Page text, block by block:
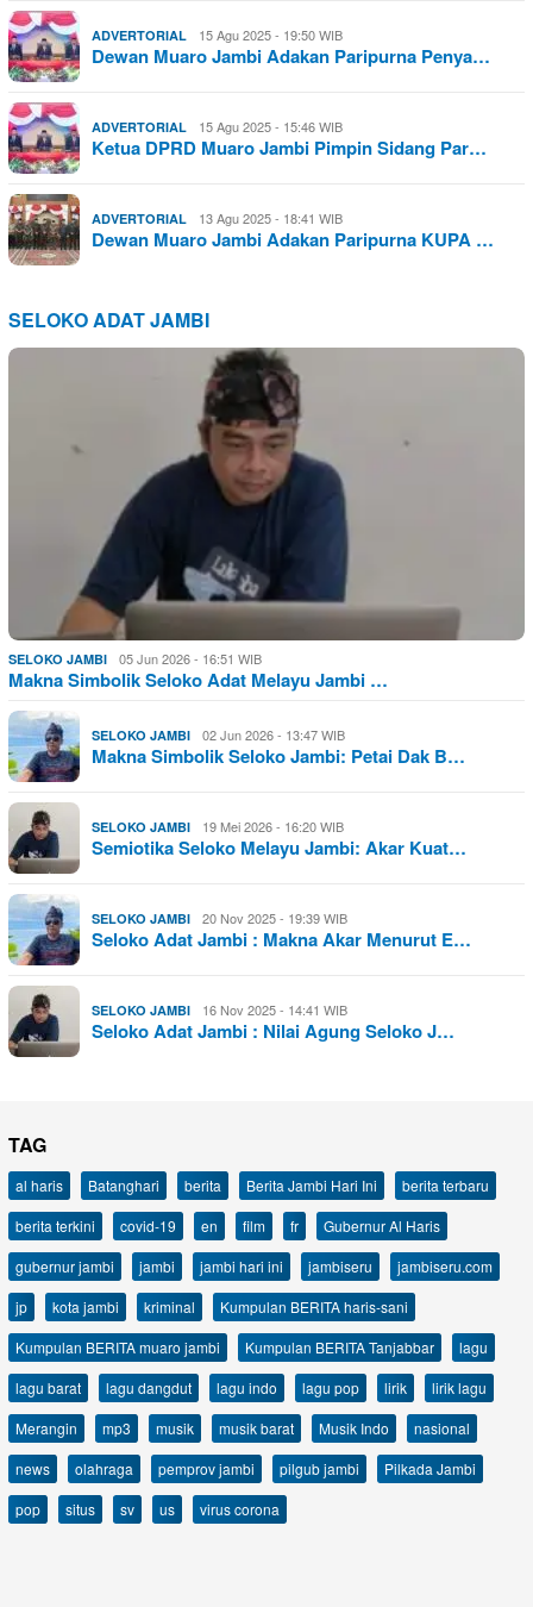
ADVERTORIAL 15 Agu 2025 - 19:50 WIB
Dewan Muaro Jambi Adakan Paripurna Penya…
ADVERTORIAL 15 Agu 2025 - 15:46 WIB
Ketua DPRD Muaro Jambi Pimpin Sidang Par…
ADVERTORIAL 13 Agu 2025 - 18:41 WIB
Dewan Muaro Jambi Adakan Paripurna KUPA …
SELOKO ADAT JAMBI
SELOKO JAMBI 05 Jun 2026 - 16:51 WIB
Makna Simbolik Seloko Adat Melayu Jambi …
SELOKO JAMBI 02 Jun 2026 - 13:47 WIB
Makna Simbolik Seloko Jambi: Petai Dak B…
SELOKO JAMBI 19 Mei 2026 - 16:20 WIB
Semiotika Seloko Melayu Jambi: Akar Kuat…
SELOKO JAMBI 20 Nov 2025 - 19:39 WIB
Seloko Adat Jambi : Makna Akar Menurut E…
SELOKO JAMBI 16 Nov 2025 - 14:41 WIB
Seloko Adat Jambi : Nilai Agung Seloko J…
TAG
al haris Batanghari berita Berita Jambi Hari Ini
berita terbaru
berita terkini
covid-19 en film fr
Gubernur Al Haris
gubernur jambi
jambi jambi hari ini jambiseru
jambiseru.com
jp
kota jambi kriminal
Kumpulan BERITA haris-sani
Kumpulan BERITA muaro jambi
Kumpulan BERITA Tanjabbar
lagu
lagu barat
lagu dangdut lagu indo lagu pop lirik
lirik lagu
Merangin
mp3 musik musik barat Musik Indo
nasional
news
olahraga pemprov jambi pilgub jambi
Pilkada Jambi
pop
situs sv us virus corona